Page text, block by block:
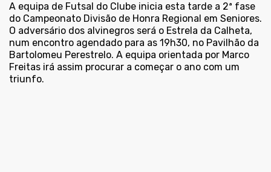
A equipa de Futsal do Clube inicia esta tarde a 2ª fase
do Campeonato Divisão de Honra Regional em Seniores.
O adversário dos alvinegros será o Estrela da Calheta,
num encontro agendado para as 19h30, no Pavilhão da
Bartolomeu Perestrelo. A equipa orientada por Marco
Freitas irá assim procurar a começar o ano com um
triunfo.